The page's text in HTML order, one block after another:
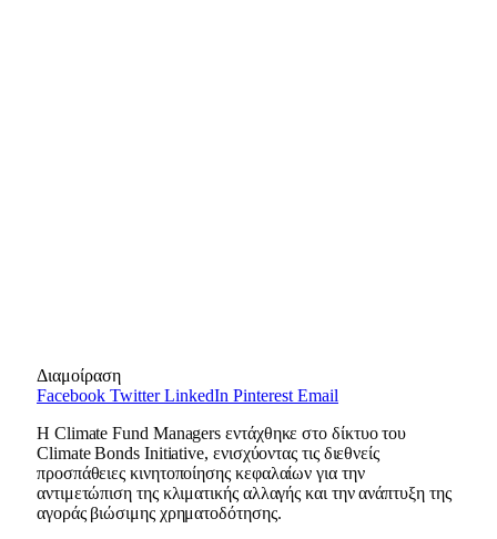
Διαμοίραση
Facebook Twitter LinkedIn Pinterest Email
Η Climate Fund Managers εντάχθηκε στο δίκτυο του
Climate Bonds Initiative, ενισχύοντας τις διεθνείς
προσπάθειες κινητοποίησης κεφαλαίων για την
αντιμετώπιση της κλιματικής αλλαγής και την ανάπτυξη της
αγοράς βιώσιμης χρηματοδότησης.